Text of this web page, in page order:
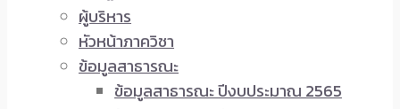
ผู้บริหาร
หัวหน้าภาควิชา
ข้อมูลสาธารณะ
ข้อมูลสาธารณะ ปีงบประมาณ 2565